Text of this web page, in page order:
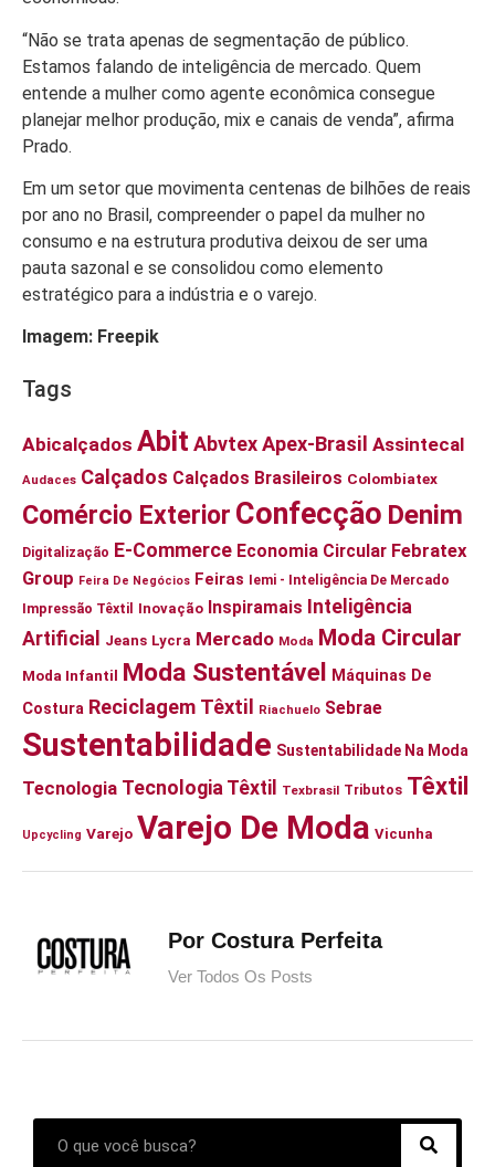
“Não se trata apenas de segmentação de público.
Estamos falando de inteligência de mercado. Quem
entende a mulher como agente econômica consegue
planejar melhor produção, mix e canais de venda”, afirma
Prado.
Em um setor que movimenta centenas de bilhões de reais
por ano no Brasil, compreender o papel da mulher no
consumo e na estrutura produtiva deixou de ser uma
pauta sazonal e se consolidou como elemento
estratégico para a indústria e o varejo.
Imagem: Freepik
Tags
Abicalçados Abit AbvtexApex-Brasil Assintecal
Audaces Calçados Calçados Brasileiros Colombiatex
Comércio Exterior Confecção Denim
Digitalização E-Commerce Economia Circular Febratex
Group Feira De Negócios Feiras Iemi - Inteligência De Mercado
Impressão Têxtil Inovação Inspiramais Inteligência
Artificial
Jeans Lycra Mercado Moda Moda Circular
Moda Infantil Moda Sustentável Máquinas De
Costura Reciclagem Têxtil Riachuelo Sebrae
Sustentabilidade Sustentabilidade Na Moda
Tecnologia Tecnologia Têxtil Texbrasil Tributos Têxtil
Upcycling Varejo Varejo De Moda Vicunha
Por Costura Perfeita
Ver Todos Os Posts